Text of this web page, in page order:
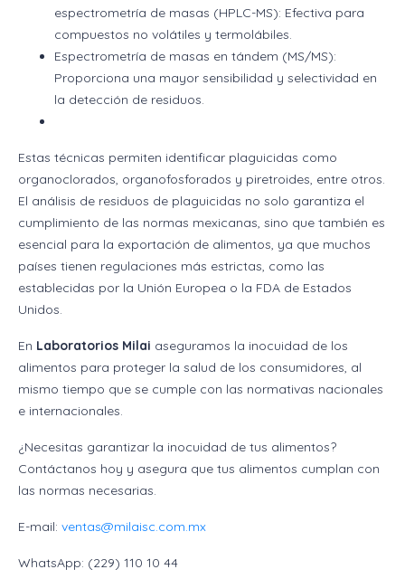
espectrometría de masas (HPLC-MS): Efectiva para
compuestos no volátiles y termolábiles.
Espectrometría de masas en tándem (MS/MS):
Proporciona una mayor sensibilidad y selectividad en
la detección de residuos.
Estas técnicas permiten identificar plaguicidas como
organoclorados, organofosforados y piretroides, entre otros.
El análisis de residuos de plaguicidas no solo garantiza el
cumplimiento de las normas mexicanas, sino que también es
esencial para la exportación de alimentos, ya que muchos
países tienen regulaciones más estrictas, como las
establecidas por la Unión Europea o la FDA de Estados
Unidos.
En Laboratorios Milai aseguramos la inocuidad de los
alimentos para proteger la salud de los consumidores, al
mismo tiempo que se cumple con las normativas nacionales
e internacionales.
¿Necesitas garantizar la inocuidad de tus alimentos?
Contáctanos hoy y asegura que tus alimentos cumplan con
las normas necesarias.
E-mail: ventas@milaisc.com.mx
WhatsApp: (229) 110 10 44